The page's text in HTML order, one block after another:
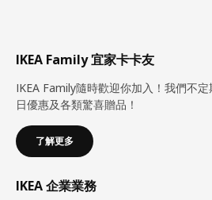
IKEA Family 宜家卡卡友
IKEA Family隨時歡迎你加入！我們不
日優惠及各類驚喜贈品！
了解更多
IKEA 企業業務